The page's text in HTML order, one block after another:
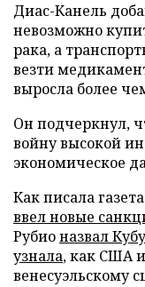
Диас-Канель
невозможно
рака, а
везти
выросла более
Он подчеркнул,
войну высокой
экономическое
Как писала
ввел новые
Рубионазвал
узнала, как США
венесуэльскому